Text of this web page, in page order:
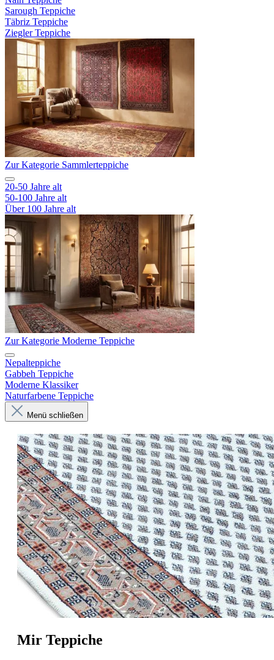
Sarough Teppiche
Täbriz Teppiche
Ziegler Teppiche
Zur Kategorie Sammlerteppiche
20-50 Jahre alt
50-100 Jahre alt
Über 100 Jahre alt
Zur Kategorie Moderne Teppiche
Nepalteppiche
Gabbeh Teppiche
Moderne Klassiker
Naturfarbene Teppiche
Menü schließen
Mir Teppiche